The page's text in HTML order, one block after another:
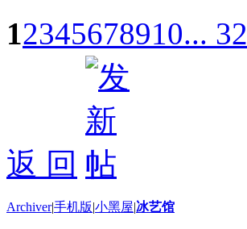
12345678910... 32
返 回
Archiver|手机版|小黑屋|冰艺馆